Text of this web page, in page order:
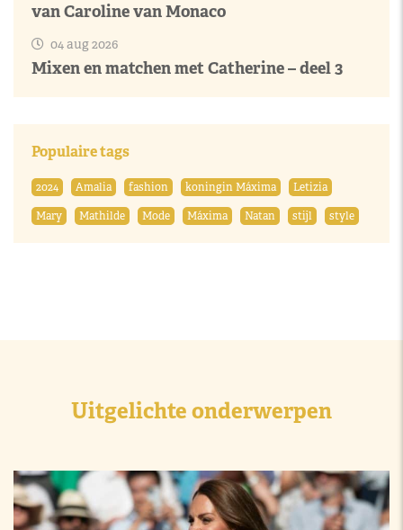
van Caroline van Monaco
04 aug 2026
Mixen en matchen met Catherine – deel 3
Populaire tags
2024 Amalia fashion koningin Máxima
Letizia
Mary
Mathilde Mode Máxima Natan stijl style
Uitgelichte onderwerpen